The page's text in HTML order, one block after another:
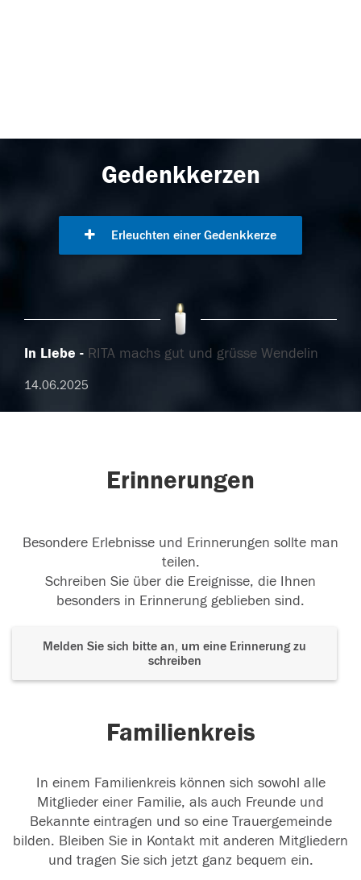
Gedenkkerzen
Erleuchten einer Gedenkkerze
In Liebe RITA machs gut und grüsse Wendelin
14.06.2025
Erinnerungen
Besondere Erlebnisse und Erinnerungen sollte man
teilen.
Schreiben Sie über die Ereignisse, die Ihnen
besonders in Erinnerung geblieben sind.
Melden Sie sich bitte an, um eine Erinnerung zu
schreiben
Familienkreis
In einem Familienkreis können sich sowohl alle
Mitglieder einer Familie, als auch Freunde und
Bekannte eintragen und so eine Trauergemeinde
bilden. Bleiben Sie in Kontakt mit anderen Mitgliedern
und tragen Sie sich jetzt ganz bequem ein.